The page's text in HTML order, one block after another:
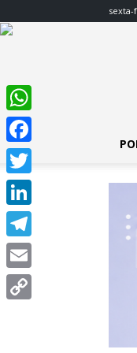
sexta-
WhatsApp
Facebook
Twitter
LinkedIn
Telegram
Email